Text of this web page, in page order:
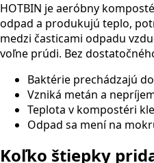
HOTBIN je aeróbny
odpad a produkujú teplo,
medzi časticami odpadu
voľne prúdi. Bez
Baktérie prechádzajú
Vzniká metán a
Teplota v kompostéri
Odpad sa mení na
Koľko štiepky